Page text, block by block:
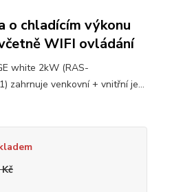
o chladícím výkonu
WIFI ovládání
white 2kW (RAS-
zahrnuje venkovní + vnitřní je...